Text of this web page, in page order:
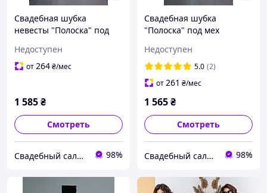
Свадебная шубка
невесты "Полоска" под
(белоснежная). Отложной
воротник
Недоступен
от264₴/мес
1 585₴
Смотреть
Свадебный салон "ПРИНЦЕССА" 98%
Свадебная шубка
"Полоска" под мех
(белоснежная) Воротник-
стойка
Недоступен
5.0 (2)
от261 ₴/мес
1 565₴
Смотреть
Свадебный салон "ПРИНЦЕССА" 98%